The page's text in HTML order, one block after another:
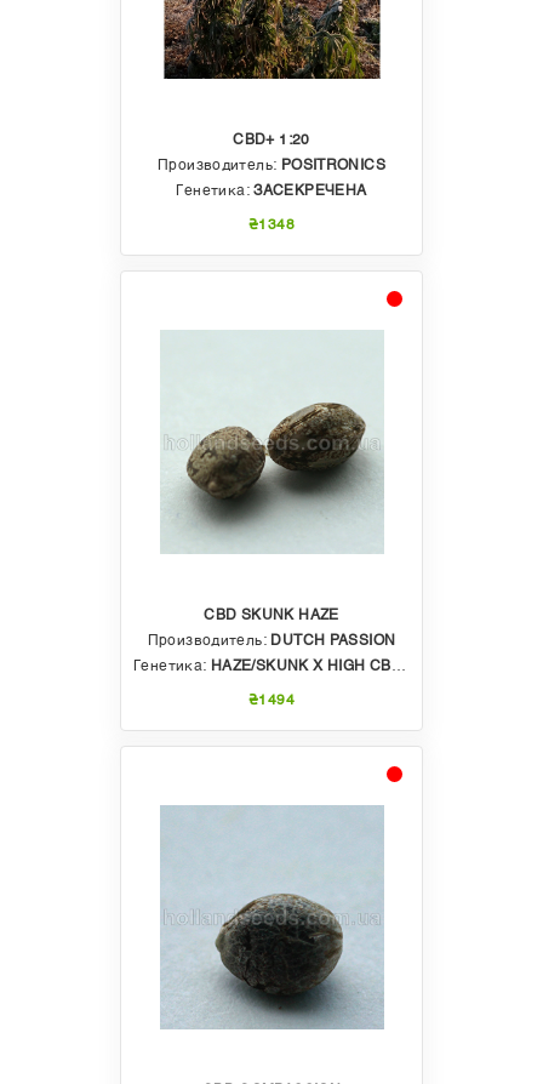
CBD+ 1:20
Производитель: POSITRONICS
Генетика:ЗАСЕКРЕЧЕНА
₴1348
CBD SKUNK HAZE
Производитель: DUTCH PASSION
Генетика: HAZE/SKUNK X HIGH CBD VARIETY
₴1494